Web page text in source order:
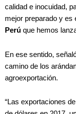
calidad e inocuidad,
mejor preparado y es
Perú que hemos
En ese sentido,
camino de los
agroexportación.
“Las exportaciones